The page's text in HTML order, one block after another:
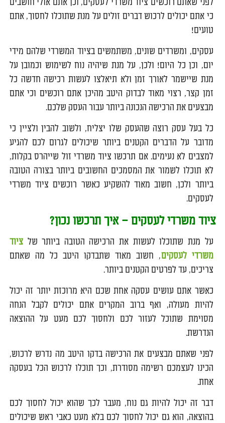
לפני שאתם רוכשים ציוד משרדי לעסקים, וכן אתם אולי חושבים
כי אתם יכולים לרכוש דברים זולים על מנת שתוכלו לחסוך, אתם
טועים!
עסקים, ומשרדים שונים, משתמשים בציוד המשרדי שלהם מידי
יום, וכן כל היום! ולכן, על מנת שיהיה נוח לשימוש וכמובן על
מנת שיישמר לאורך זמן ולא תיאלצו לעשות רכישה חדשה כל
זמן קצר, רצוי מאוד לבדוק היטב מהיכן אתם רוכשים וכי אתם
מבצעים את הרכישה הנכונה ביותר עבור העסק שלכם.
כל בעל עסק רוצה שהעסק שלו יצליח, ולשוב להבין ולציין כי
מדובר על הדברים הקטנים ביותר שיכולים לגרום לכם להגיע
למצבים לא נעימים. אם תרכשו ציוד משרדי זול שייהרס בקלות,
לא תוכלו לשמור את המסמכים החשובים ביותר בצורה הטובה
ביותר ולכן, חשוב מאוד להשקיע כאשר רוכשים ציוד משרדי
לעסקים.
ציוד משרדי לעסקים – איך תרכשו נכון?
על מנת שתוכלו לעשות את הרכישה הטובה ביותר שלציוד
משרדי לעסקים, חשוב מאוד שתבדקו היטב כל מה שאתם
צריכים, עד לפרטים הקטנים ביותר.
כאשר אתם עושים עסקה אחת שכם היא מרוכזת יותר זה יכול
להיות מעולה, ואף ברוב המקרים אתם יכולים לקבל הנחה
מסוימת שתוכל לעזור לכם ולחסוך לכם מעט על ההוצאה
הנדרשת.
לפני שאתם מבצעים את הרכישה בדקו היטב מה נדרש לרכוש,
הכינו לעצמכם רשימה מסודרת, וכך תוכלו לרכוש הכל בעסקה
אחת.
דבר זה יכול להיות גם נוח, מעבר לכך שהוא יכול לחסוך לכם
בהוצאה, הוא גם יכול לחסוך לכם בלא מעט כאבי ראש שיכולים